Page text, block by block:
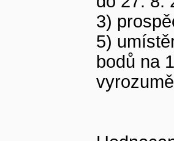
3)
5)
bodů na